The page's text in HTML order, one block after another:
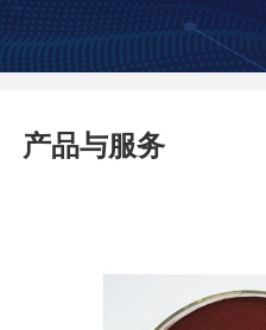
产品与服务